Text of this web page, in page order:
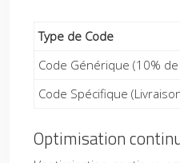
Type de Code
Code Générique (10%
Code Spécifique
Optimisation